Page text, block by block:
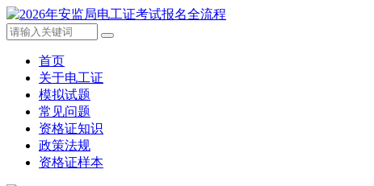
首页
关于电工证
模拟试题
常见问题
资格证知识
政策法规
资格证样本